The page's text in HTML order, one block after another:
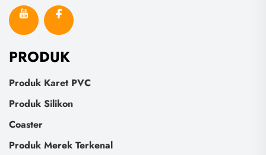
PRODUK
Produk Karet PVC
Produk Silikon
Coaster
Produk Merek Terkenal